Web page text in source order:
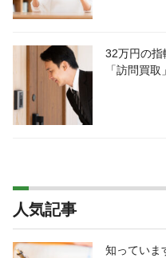
32万円の
「訪問買
人気記事
知っていま